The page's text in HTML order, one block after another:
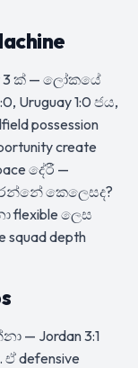
3 ක් — ලෝකයේ
Uruguay 1:0 ජය,
possession
create
දේරී —
කෙලෙසද?
flexible ලෙස
squad depth
— Jordan 3:1
ඒ defensive